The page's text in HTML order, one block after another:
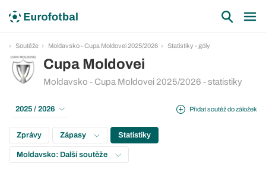
Soutěže Moldavsko - Cupa Moldovei 2025/2026 Statistiky - góly
Cupa Moldovei
Moldavsko - Cupa Moldovei 2025/2026 - statistiky
Přidat soutěž do záložek
2025 / 2026
Zprávy Zápasy Statistiky
Moldavsko: Další soutěže